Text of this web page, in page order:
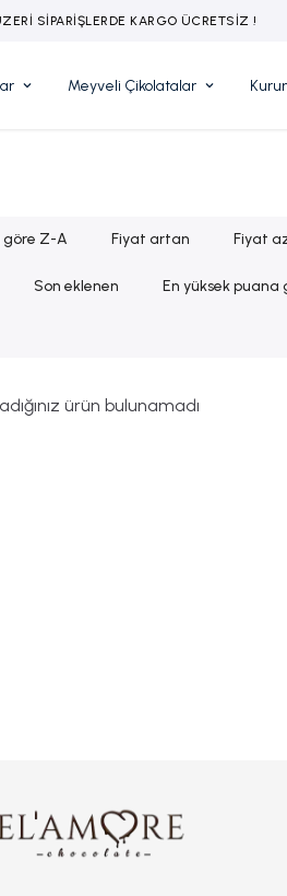
HEDİYENİZ ÖZENLE PAKETLENİR
Meyveli Çikolatalar
göre Z-A Fiyat artan Fiyat
Son eklenen En yüksek puana
ürün bulunamadı